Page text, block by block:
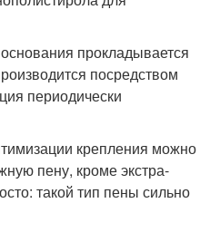
прокладывается
посредством
периодически
крепления можно
пену, кроме экстра-
такой тип пены сильно